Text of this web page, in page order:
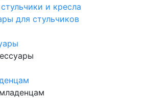
и кресла
для стульчиков